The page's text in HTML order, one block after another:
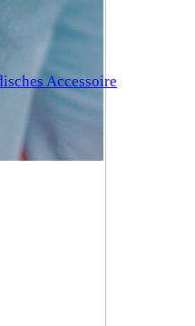
Accessoire